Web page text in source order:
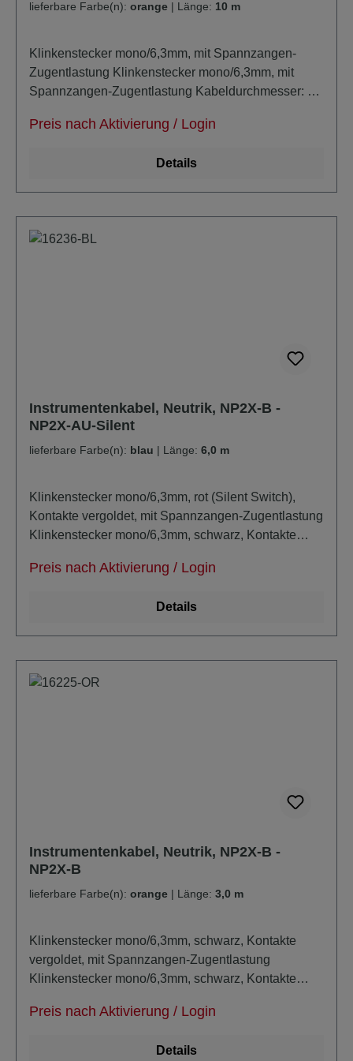
lieferbare Farbe(n): orange | Länge: 10 m
Klinkenstecker mono/6,3mm, mit Spannzangen-
Zugentlastung Klinkenstecker mono/6,3mm, mit
Spannzangen-Zugentlastung Kabeldurchmesser: ca
zusätzlich masseleitende PE-Schicht verlustarm
Preis nach Aktivierung / Login
Details
Instrumentenkabel, Neutrik, NP2X-B -
NP2X-AU-Silent
lieferbare Farbe(n): blau | Länge: 6,0 m
Klinkenstecker mono/6,3mm, rot (Silent Switch),
Kontakte vergoldet, mit Spannzangen-Zugentlastung
Klinkenstecker mono/6,3mm, schwarz, Kontakte
Kabeldurchmesser: ca 6,8mm unsymmetrisch super-
Schicht verlustarm extra trittfest
Preis nach Aktivierung / Login
Details
Instrumentenkabel, Neutrik, NP2X-B -
NP2X-B
lieferbare Farbe(n): orange | Länge: 3,0 m
Klinkenstecker mono/6,3mm, schwarz, Kontakte
vergoldet, mit Spannzangen-Zugentlastung
Klinkenstecker mono/6,3mm, schwarz, Kontakte
Kabeldurchmesser: ca 6,8mm unsymmetrisch super-
Schicht verlustarm extra trittfest
Preis nach Aktivierung / Login
Details